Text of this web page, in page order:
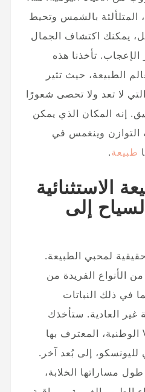
المتلألئة بالشمس وتحيط
يمكنك اكتشاف الجمال
الإعجاب. تأخذنا هذه
الطبيعة، حيث تثير
لا تعد ولا تحصى شعورًا
إنه المكان الذي يمكن
وينغمس في
طبيعة.
الاستثنائية
إلى
لمحبي الطبيعة.
الأنواع الفريدة من
في ذلك النباتات
غير العادية. ستأخذك
حديقة Vallée de Mai الوطنية، المعترف بها
إلى بُعد آخر.
مساراتها الخلابة،